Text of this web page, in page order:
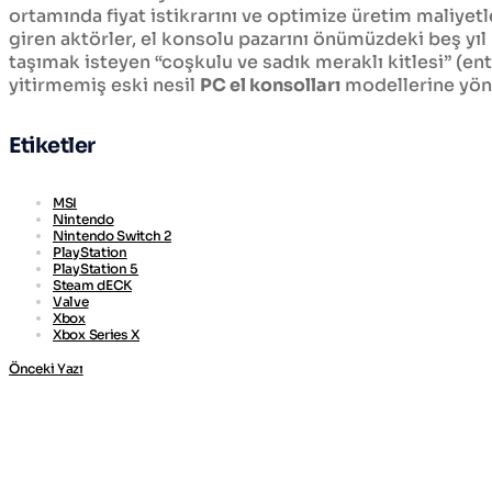
ortamında fiyat istikrarını ve optimize üretim
giren aktörler, el konsolu pazarını önümüzdeki beş
taşımak isteyen “coşkulu ve sadık meraklı kitlesi”
yitirmemiş eski nesil PC el konsolları modellerine
Etiketler
MSI
Nintendo
Nintendo Switch 2
PlayStation
PlayStation 5
Steam dECK
Valve
Xbox
Xbox Series X
Önceki Yazı